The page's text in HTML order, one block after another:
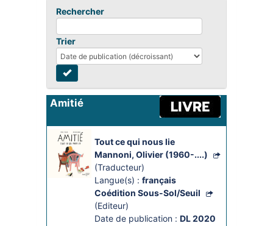
TOUS LES SERVICES
Rechercher
Trier
Amitié
Tout ce qui nous lie
Mannoni, Olivier (1960-....)
(Traducteur)
Langue(s) : français
Coédition Sous-Sol/Seuil
(Editeur)
Date de publication : DL 2020